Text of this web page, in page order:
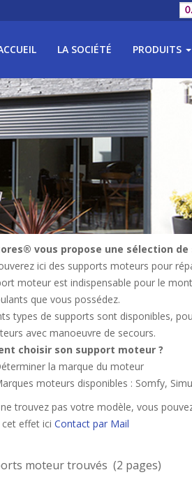
LA SOCIÉTÉ PRODUITS
vous propose une sélection
ici des supports moteurs pour
moteur est indispensable pour le
que vous possédez.
types de supports sont disponibles,
avec manoeuvre de secours.
choisir son support moteur ?
la marque du moteur
moteurs disponibles : Somfy,
trouvez pas votre modèle, vous
effet ici Contact par Mail
moteur trouvés (2 pages)